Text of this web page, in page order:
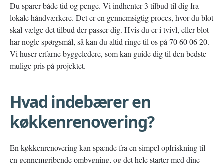
Du sparer både tid og penge. Vi indhenter 3 tilbud til dig fra
lokale håndværkere. Det er en gennemsigtig proces, hvor du blot
skal vælge det tilbud der passer dig. Hvis du er i tvivl, eller blot
har nogle spørgsmål, så kan du altid ringe til os på 70 60 06 20.
Vi huser erfarne byggeledere, som kan guide dig til den bedste
mulige pris på projektet.
Hvad indebærer en
køkkenrenovering?
En køkkenrenovering kan spænde fra en simpel opfriskning til
en gennemgribende ombygning, og det hele starter med dine